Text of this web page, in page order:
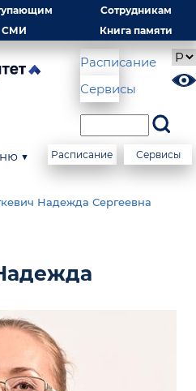
Сотрудникам
СМИ Книга памяти
Расписание
Сервисы
▼ Расписание Сервисы
Надежда Сергеевна